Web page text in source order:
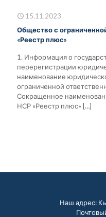
15.11.2023
Общество с
«Реестр плюс»
1. Информация о
перерегистрации
наименование
ограниченной
Сокращенное
НСР «Реестр плюс» […]
Наш адрес: